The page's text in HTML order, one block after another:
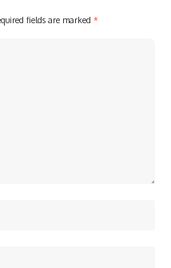
fields are marked *